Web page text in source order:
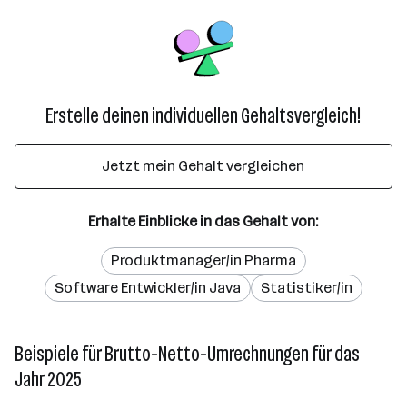
Erstelle deinen individuellen Gehaltsvergleich!
Jetzt mein Gehalt vergleichen
Erhalte Einblicke in das Gehalt von:
Produktmanager/in Pharma
Software Entwickler/in Java
Statistiker/in
Beispiele für Brutto-Netto-Umrechnungen für das
Jahr 2025